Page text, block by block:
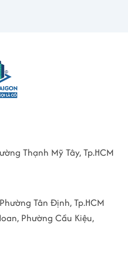
Thạnh Mỹ Tây, Tp.HCM
Tân Định, Tp.HCM
Phường Cầu Kiệu,